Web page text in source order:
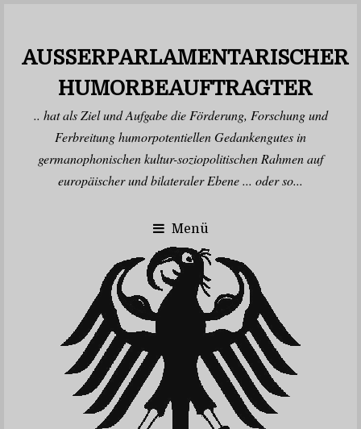
AUSSERPARLAMENTARISCHER H
UMORBEAUFTRAGTER
.. hat als Ziel und Aufgabe die Förderung, Forschung und
Ferbreitung humorpotentiellen Gedankengutes in
germanophonischen kultur-soziopolitischen Rahmen auf
europäischer und bilateraler Ebene ... oder so...